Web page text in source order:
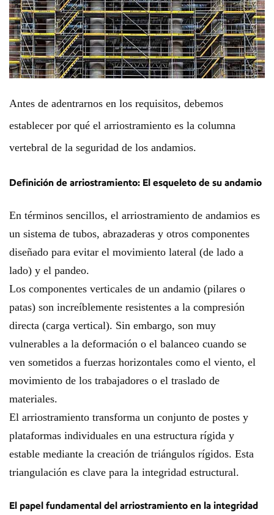
Antes de adentrarnos en los requisitos, debemos
establecer por qué el arriostramiento es la columna
vertebral de la seguridad de los andamios.
Definición de arriostramiento: El esqueleto de su andamio
En términos sencillos, el arriostramiento de andamios es
un sistema de tubos, abrazaderas y otros componentes
diseñado para evitar el movimiento lateral (de lado a
lado) y el pandeo.
Los componentes verticales de un andamio (pilares o
patas) son increíblemente resistentes a la compresión
directa (carga vertical). Sin embargo, son muy
vulnerables a la deformación o el balanceo cuando se
ven sometidos a fuerzas horizontales como el viento, el
movimiento de los trabajadores o el traslado de
materiales.
El arriostramiento transforma un conjunto de postes y
plataformas individuales en una estructura rígida y
estable mediante la creación de triángulos rígidos. Esta
triangulación es clave para la integridad estructural.
El papel fundamental del arriostramiento en la integridad